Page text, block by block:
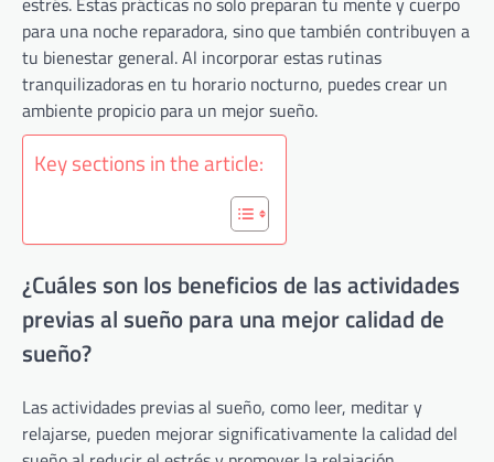
para una noche reparadora, sino que también contribuyen a
tu bienestar general. Al incorporar estas rutinas
tranquilizadoras en tu horario nocturno, puedes crear un
ambiente propicio para un mejor sueño.
Key sections in the article:
¿Cuáles son los beneficios de las actividades
previas al sueño para una mejor calidad de
sueño?
Las actividades previas al sueño, como leer, meditar y
relajarse, pueden mejorar significativamente la calidad del